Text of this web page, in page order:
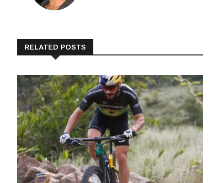
RELATED POSTS